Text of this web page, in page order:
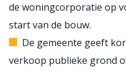
de woningcorporatie op
start van de bouw.
De gemeente geeft
verkoop publieke grond